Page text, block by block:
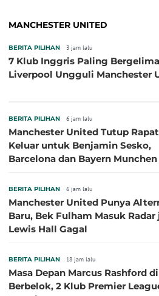
MANCHESTER UNITED
BERITA PILIHAN 3 jam lalu
7 Klub Inggris Paling
Liverpool Ungguli Manchester
BERITA PILIHAN 6 jam lalu
Manchester United Tutup
Keluar untuk Benjamin Sesko,
Barcelona dan Bayern
BERITA PILIHAN 6 jam lalu
Manchester United Punya
Baru, Bek Fulham Masuk
Lewis Hall Gagal
BERITA PILIHAN 18 jam lalu
Masa Depan Marcus Rashford
Berbelok, 2 Klub Premier